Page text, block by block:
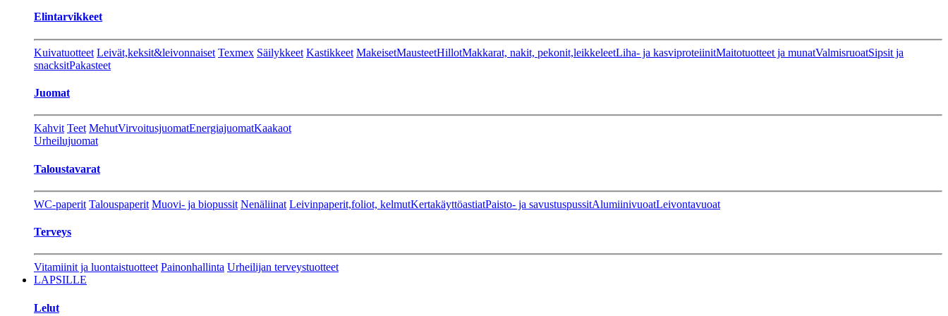
Elintarvikkeet
Kuivatuotteet Leivät,keksit&leivonnaiset Texmex Säilykkeet Kastikkeet MakeisetMausteetHillotMakkarat, nakit, pekonit,leikkeleetLiha- ja kasviproteiinitMaitotuotteet ja munatValmisruoatSipsit ja
snacksitPakasteet
Juomat
Kahvit Teet MehutVirvoitusjuomatEnergiajuomatKaakaot
Urheilujuomat
Taloustavarat
WC-paperit Talouspaperit Muovi- ja biopussit Nenäliinat Leivinpaperit,foliot, kelmutKertakäyttöastiatPaisto- ja savustuspussitAlumiinivuoatLeivontavuoat
Terveys
Vitamiinit ja luontaistuotteet Painonhallinta Urheilijan terveystuotteet
LAPSILLE
Lelut